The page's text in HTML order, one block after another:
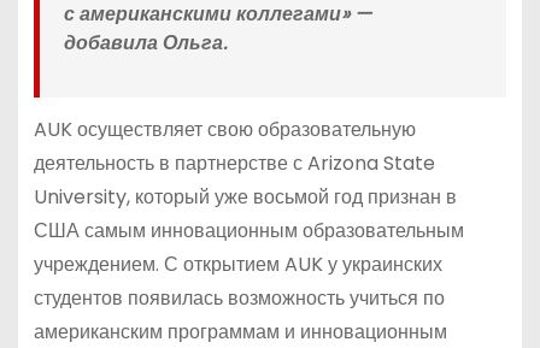
с американскими коллегами» —
добавила Ольга.
AUK осуществляет свою образовательную
деятельность в партнерстве с Arizona State
University, который уже восьмой год признан в
США самым инновационным образовательным
учреждением. С открытием AUK у украинских
студентов появилась возможность учиться по
американским программам и инновационным